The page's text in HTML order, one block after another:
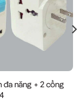
đa năng + 2 cổng